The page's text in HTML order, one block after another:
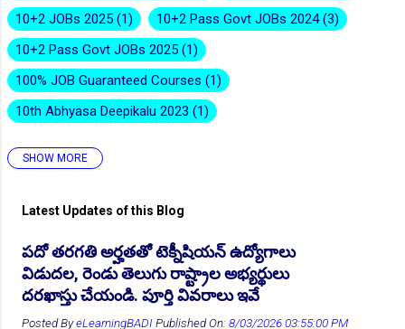
👆Online Applications Ends on 10-August-2026
👆Online Applications Ends on 12-August-2026
10+2 JOBs 2025 1 10+2 Pass Govt JOBs 2024 3
10+2 Pass Govt JOBs 2025 1
100% JOB Guaranteed Courses 1
10th Abhyasa Deepikalu 2023 1
10th Abhyasa Deepikalu 2026-27
10th Inter Degree Jobs 2025 2
10th Inter Degree Jobs 22 6
10th ITI Pass Govt JOB 2025 2
SHOW MORE
Latest Updates of this Blog
పదో తరగతి అర్హతతో టెక్నీషియన్ ఉద్యోగాలు
విడుదల, రెండు తెలుగు రాష్ట్రాల అభ్యర్థులు
దరఖాస్తు చేయండి. పూర్తి వివరాలు ఇవే
Posted ByeLearningBADI Published On:8/03/2026 03:55:00 PM